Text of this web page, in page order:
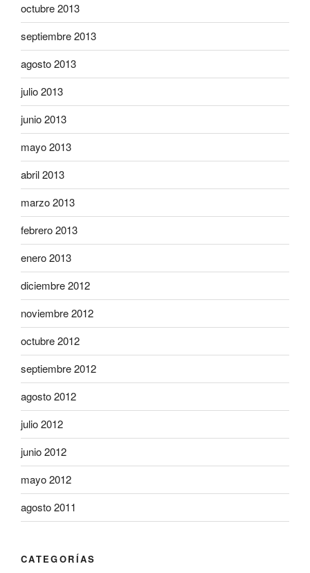
octubre 2013
septiembre 2013
agosto 2013
julio 2013
junio 2013
mayo 2013
abril 2013
marzo 2013
febrero 2013
enero 2013
diciembre 2012
noviembre 2012
octubre 2012
septiembre 2012
agosto 2012
julio 2012
junio 2012
mayo 2012
agosto 2011
CATEGORÍAS